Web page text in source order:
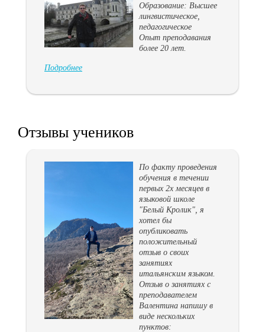
Образование: Высшее
лингвистическое,
педагогическое
Опыт преподавания
более 20 лет.
Подробнее
Отзывы учеников
По факту проведения
обучения в течении
первых 2х месяцев в
языковой школе
"Белый Кролик", я
хотел бы
опубликовать
положительный
отзыв о своих
занятиях
итальянским языком.
Отзыв о занятиях с
преподавателем
Валентина напишу в
виде нескольких
пунктов: